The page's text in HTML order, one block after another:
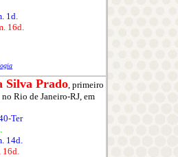
1d.
16d.
Silva Prado, primeiro
Rio de Janeiro-RJ, em
Ter
14d.
16d.